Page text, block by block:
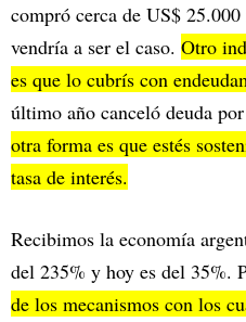
compró cerca de US$
vendría a ser el caso. Otro
es que lo cubrís con
último año canceló deuda
otra forma es que estés
tasa de interés.
Recibimos la economía
del 235% y hoy es del 35%.
de los mecanismos con los